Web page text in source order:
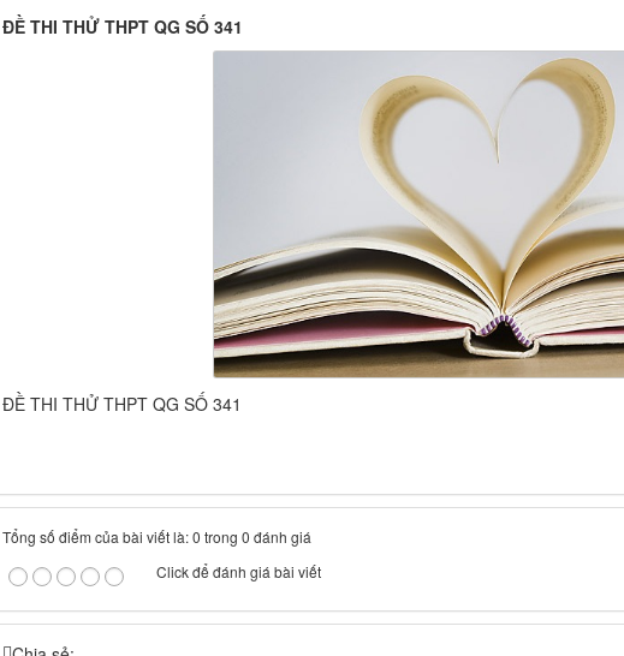
ĐỀ THI THỬ THPT QG SỐ 341
ĐỀ THI THỬ THPT QG SỐ 341
Tổng số điểm của bài viết là: 0 trong 0 đánh giá
Click để đánh giá bài viết